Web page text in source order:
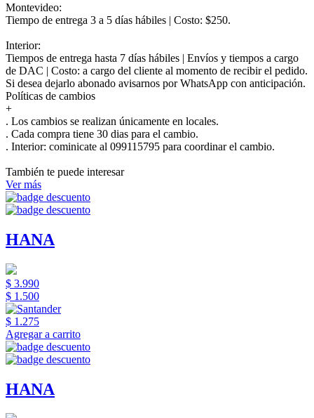
Montevideo:
Tiempo de entrega 3 a 5 días hábiles | Costo: $250.
Interior:
Tiempos de entrega hasta 7 días hábiles | Envíos y tiempos a cargo
de DAC | Costo: a cargo del cliente al momento de recibir el pedido.
Si desea dejarlo abonado avisarnos por WhatsApp con anticipación.
Políticas de cambios
+
. Los cambios se realizan únicamente en locales.
. Cada compra tiene 30 dias para el cambio.
. Interior: cominicate al 099115795 para coordinar el cambio.
También te puede interesar
Ver más
HANA
$ 3.990
$ 1.500
$ 1.275
Agregar a carrito
HANA